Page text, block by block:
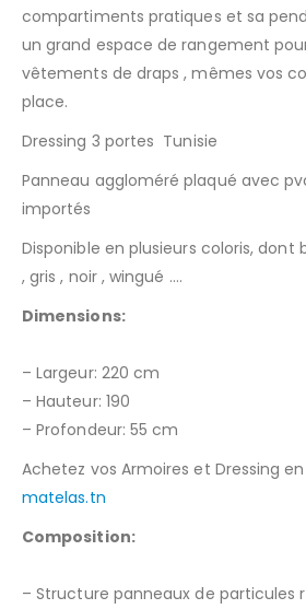
compartiments pratiques et sa
un grand espace de rangement
vêtements de draps , mêmes vos
place.
Dressing 3 portes Tunisie
Panneau aggloméré plaqué avec
importés
Disponible en plusieurs coloris, dont
, gris , noir , wingué ….
Dimensions:
– Largeur: 220 cm
– Hauteur: 190
– Profondeur: 55 cm
Achetez vos Armoires et Dressing
matelas.tn
Composition:
– Structure panneaux de particules